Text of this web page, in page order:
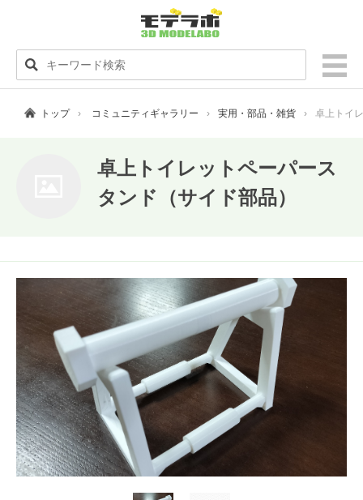
トップ コミュニティギャラリー 実用・部品・雑貨 卓上トイ
卓上トイレットペーパース
タンド（サイド部品）